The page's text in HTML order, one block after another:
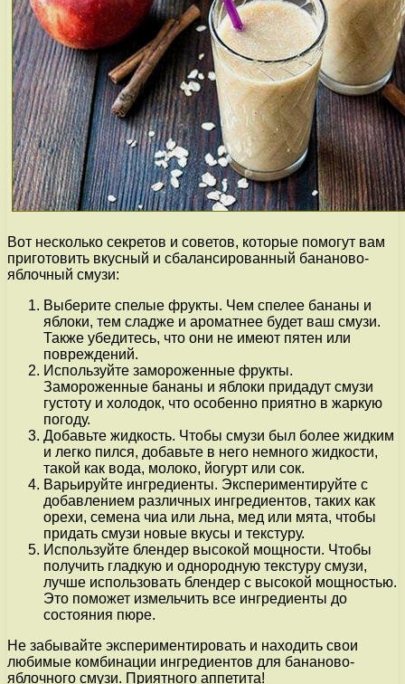
Вот несколько секретов и советов, которые помогут вам
приготовить вкусный и сбалансированный бананово-
яблочный смузи:
Выберите спелые фрукты. Чем спелее бананы и
яблоки, тем сладже и ароматнее будет ваш смузи.
Также убедитесь, что они не имеют пятен или
повреждений.
Используйте замороженные фрукты.
Замороженные бананы и яблоки придадут смузи
густоту и холодок, что особенно приятно в жаркую
погоду.
Добавьте жидкость. Чтобы смузи был более жидким
и легко пился, добавьте в него немного жидкости,
такой как вода, молоко, йогурт или сок.
Варьируйте ингредиенты. Экспериментируйте с
добавлением различных ингредиентов, таких как
орехи, семена чиа или льна, мед или мята, чтобы
придать смузи новые вкусы и текстуру.
Используйте блендер высокой мощности. Чтобы
получить гладкую и однородную текстуру смузи,
лучше использовать блендер с высокой мощностью.
Это поможет измельчить все ингредиенты до
состояния пюре.
Не забывайте экспериментировать и находить свои
любимые комбинации ингредиентов для бананово-
яблочного смузи. Приятного аппетита!